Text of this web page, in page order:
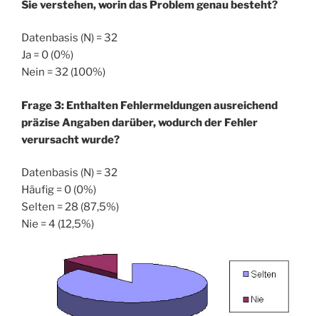
Sie verstehen, worin das Problem genau besteht?
Datenbasis (N) = 32
Ja = 0 (0%)
Nein = 32 (100%)
Frage 3: Enthalten Fehlermeldungen ausreichend
präzise Angaben darüber, wodurch der Fehler
verursacht wurde?
Datenbasis (N) = 32
Häufig = 0 (0%)
Selten = 28 (87,5%)
Nie = 4 (12,5%)